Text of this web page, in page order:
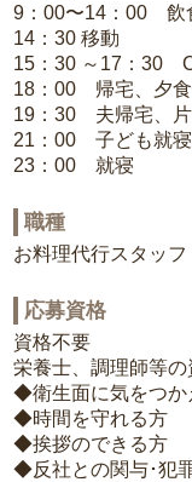
9：00〜14：00 飲
14：30 移動
15：30 ～17：30
18：00 帰宅、夕
19：30 夫帰宅、
21：00 子ども就寝
23：00 就寝
職種
お料理代行スタッフ
応募資格
資格不要
栄養士、調理師等の
◆衛生面に気をつか
◆時間を守れる方
◆挨拶のできる方
◆反社との関与･犯